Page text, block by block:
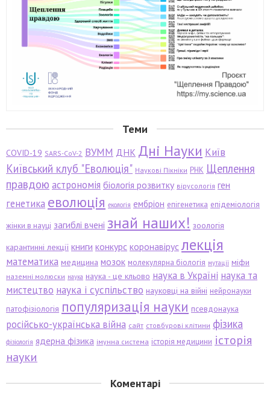
Теми
COVID-19 SARS-CoV-2 ВУММ ДНК Дні Науки Київ
Київський клуб "Еволюція" Наукові Пікніки РНК Щеплення
правдою астрономія біологія розвитку вірусологія ген
генетика еволюція екологія ембріон епігенетика епідеміологія
жінки в науці загиблі вчені знай наших! зоологія
карантинні лекції книги конкурс коронавірус лекція
математика медицина мозок молекулярна біологія мутації міфи
наземні молюски наука наука - це кльово наука в Україні наука та
мистецтво наука і суспільство науковці на війні нейронауки
патофізіологія популяризація науки псевдонаука
російсько-українська війна сайт стовбурові клітини фізика
фізіологія ядерна фізика імунна система історія медицини історія
науки
Коментарі